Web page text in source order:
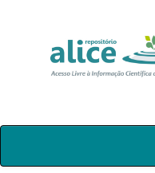
Skip